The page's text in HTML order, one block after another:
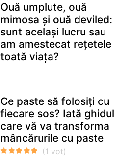
Ouă umplute, ouă
mimosa și ouă deviled:
sunt același lucru sau
am amestecat rețetele
toată viața?
Ce paste să folosiți cu
fiecare sos? Iată ghidul
care vă va transforma
mâncărurile cu paste